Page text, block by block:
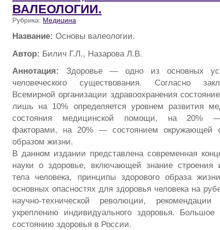
ВАЛЕОЛОГИИ.
Рубрика: Медицина
Название: Основы валеологии.
Автор: Билич Г.Л., Назарова Л.В.
Аннотация: Здоровье — одно из основных
человеческого существования. Согласно
Всемирной организации здравоохранения
лишь на 10% определяется уровнем развития
состояния медицинской помощи, на 20% —
факторами, на 20% — состоянием
образом жизни.
В данном издании представлена современная
науки о здоровье, включающей знание строения
тела человека, принципы здорового образа
основных опасностях для здоровья человека на
научно-технической революции,
укреплению индивидуального здоровья. Большое
состоянию здоровья в России.